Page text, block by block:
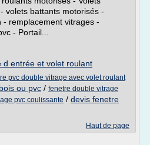
volets battants motorisés -
- remplacement vitrages -
- Portail...
d entrée et volet roulant
pvc double vitrage avec volet roulant
ou pvc / fenetre double vitrage
pvc coulissante / devis fenetre
Haut de page